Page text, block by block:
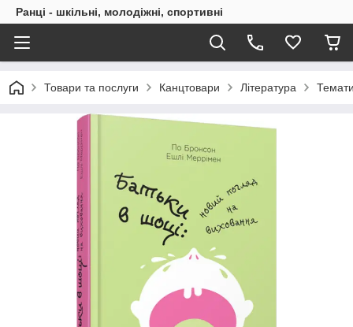
Ранці - шкільні, молодіжні, спортивні
Товари та послуги Канцтовари Література